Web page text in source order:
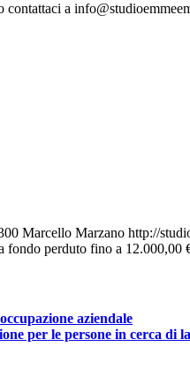
contattaci a
Marcello Marzano http://
fondo perduto fino a 12.000,00
aziendale
per le persone in cerca di